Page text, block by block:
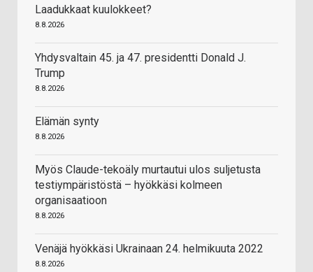
Laadukkaat kuulokkeet?
8.8.2026
Yhdysvaltain 45. ja 47. presidentti Donald J.
Trump
8.8.2026
Elämän synty
8.8.2026
Myös Claude-tekoäly murtautui ulos suljetusta
testiympäristöstä – hyökkäsi kolmeen
organisaatioon
8.8.2026
Venäjä hyökkäsi Ukrainaan 24. helmikuuta 2022
8.8.2026